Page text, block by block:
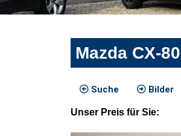
Mazda CX-
Suche Bilder
Unser Preis für Sie: